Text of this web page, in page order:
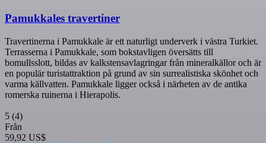
Pamukkales travertiner
Travertinerna i Pamukkale är ett naturligt underverk i västra Turkiet.
Terrasserna i Pamukkale, som bokstavligen översätts till
bomullsslott, bildas av kalkstensavlagringar från mineralkällor och är
en populär turistattraktion på grund av sin surrealistiska skönhet och
varma källvatten. Pamukkale ligger också i närheten av de antika
romerska ruinerna i Hierapolis.
5 (4)
Från
59,92 US$